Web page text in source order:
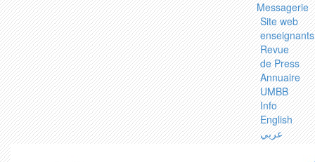
Messagerie
Site web
enseignants
Revue
de Press
Annuaire
UMBB
Info
English
عربي